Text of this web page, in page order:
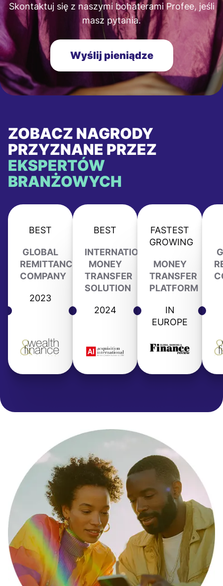
Skontaktuj się z naszymi bohaterami Profee, jeśli
masz pytania.
Wyślij pieniądze
ZOBACZ NAGRODY
PRZYZNANE PRZEZ
EKSPERTÓW
BRANŻOWYCH
BEST
GLOBAL
REMITTANCE
COMPANY
2023
BEST
INTERNATIONAL
MONEY
TRANSFER
SOLUTION
2024
FASTEST
GROWING
MONEY
TRANSFER
PLATFORM
IN
EUROPE